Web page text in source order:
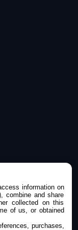
Haut-Parleur
128 Go
Tiers)
information on
combine and share
collected on this
of us, or obtained
purchases,